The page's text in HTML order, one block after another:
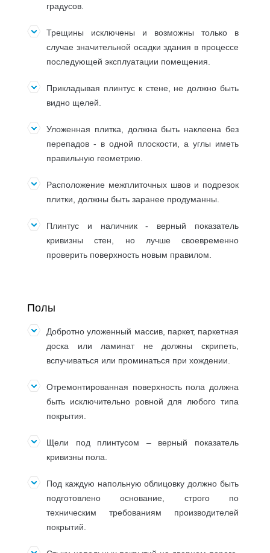
градусов.
Трещины исключены и возможны только в
случае значительной осадки здания в процессе
последующей эксплуатации помещения.
Прикладывая плинтус к стене, не должно быть
видно щелей.
Уложенная плитка, должна быть наклеена без
перепадов - в одной плоскости, а углы иметь
правильную геометрию.
Расположение межплиточных швов и подрезок
плитки, должны быть заранее продуманны.
Плинтус и наличник - верный показатель
кривизны стен, но лучше своевременно
проверить поверхность новым правилом.
Полы
Добротно уложенный массив, паркет, паркетная
доска или ламинат не должны скрипеть,
вспучиваться или проминаться при хождении.
Отремонтированная поверхность пола должна
быть исключительно ровной для любого типа
покрытия.
Щели под плинтусом – верный показатель
кривизны пола.
Под каждую напольную облицовку должно быть
подготовлено основание, строго по
техническим требованиям производителей
покрытий.